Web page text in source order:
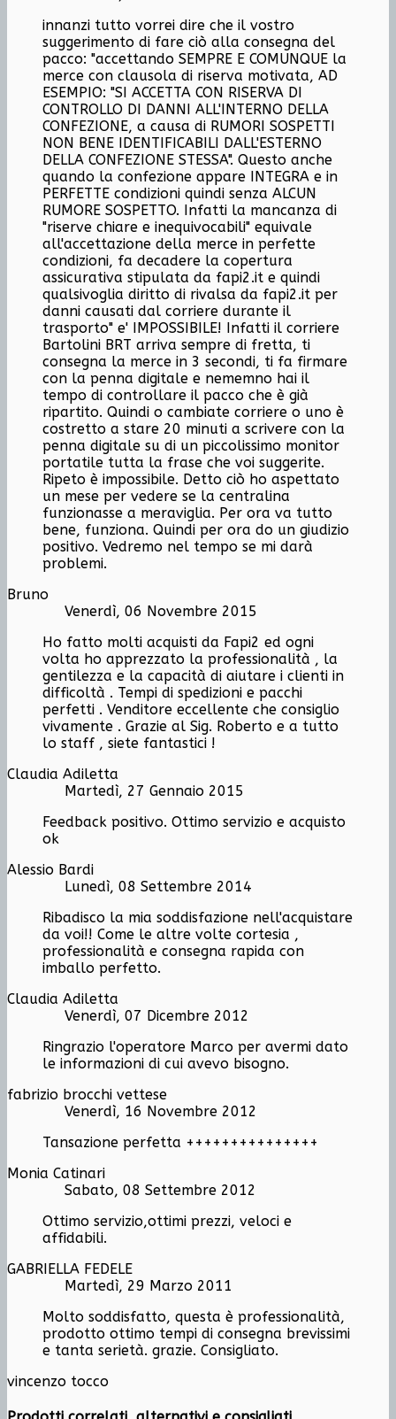
innanzi tutto vorrei dire che il vostro
suggerimento di fare ciò alla consegna del
pacco: "accettando SEMPRE E COMUNQUE la
merce con clausola di riserva motivata, AD
ESEMPIO: "SI ACCETTA CON RISERVA DI
CONTROLLO DI DANNI ALL'INTERNO DELLA
CONFEZIONE, a causa di RUMORI SOSPETTI
NON BENE IDENTIFICABILI DALL'ESTERNO
DELLA CONFEZIONE STESSA". Questo anche
quando la confezione appare INTEGRA e in
PERFETTE condizioni quindi senza ALCUN
RUMORE SOSPETTO. Infatti la mancanza di
"riserve chiare e inequivocabili" equivale
all'accettazione della merce in perfette
condizioni, fa decadere la copertura
assicurativa stipulata da fapi2.it e quindi
qualsivoglia diritto di rivalsa da fapi2.it per
danni causati dal corriere durante il
trasporto" e' IMPOSSIBILE! Infatti il corriere
Bartolini BRT arriva sempre di fretta, ti
consegna la merce in 3 secondi, ti fa firmare
con la penna digitale e nememno hai il
tempo di controllare il pacco che è già
ripartito. Quindi o cambiate corriere o uno è
costretto a stare 20 minuti a scrivere con la
penna digitale su di un piccolissimo monitor
portatile tutta la frase che voi suggerite.
Ripeto è impossibile. Detto ciò ho aspettato
un mese per vedere se la centralina
funzionasse a meraviglia. Per ora va tutto
bene, funziona. Quindi per ora do un giudizio
positivo. Vedremo nel tempo se mi darà
problemi.
Bruno
Venerdì, 06 Novembre 2015
Ho fatto molti acquisti da Fapi2 ed ogni
volta ho apprezzato la professionalità , la
gentilezza e la capacità di aiutare i clienti in
difficoltà . Tempi di spedizioni e pacchi
perfetti . Venditore eccellente che consiglio
vivamente . Grazie al Sig. Roberto e a tutto
lo staff , siete fantastici !
Claudia Adiletta
Martedì, 27 Gennaio 2015
Feedback positivo. Ottimo servizio e acquisto
ok
Alessio Bardi
Lunedì, 08 Settembre 2014
Ribadisco la mia soddisfazione nell'acquistare
da voi!! Come le altre volte cortesia ,
professionalità e consegna rapida con
imballo perfetto.
Claudia Adiletta
Venerdì, 07 Dicembre 2012
Ringrazio l'operatore Marco per avermi dato
le informazioni di cui avevo bisogno.
fabrizio brocchi vettese
Venerdì, 16 Novembre 2012
Tansazione perfetta +++++++++++++++
Monia Catinari
Sabato, 08 Settembre 2012
Ottimo servizio,ottimi prezzi, veloci e
affidabili.
GABRIELLA FEDELE
Martedì, 29 Marzo 2011
Molto soddisfatto, questa è professionalità,
prodotto ottimo tempi di consegna brevissimi
e tanta serietà. grazie. Consigliato.
vincenzo tocco